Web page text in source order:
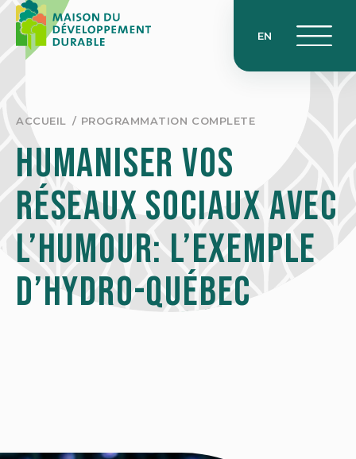
Skip
content
EN
ACCUEIL PROGRAMMATION COMPLETE
Humaniser vos
réseaux sociaux avec
l’humour: l’exemple
d’Hydro-Québec